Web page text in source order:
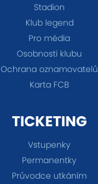
Stadion
Klub legend
Pro média
Osobnosti klubu
Ochrana oznamovatelů
Karta FCB
TICKETING
Vstupenky
Permanentky
Průvodce utkáním